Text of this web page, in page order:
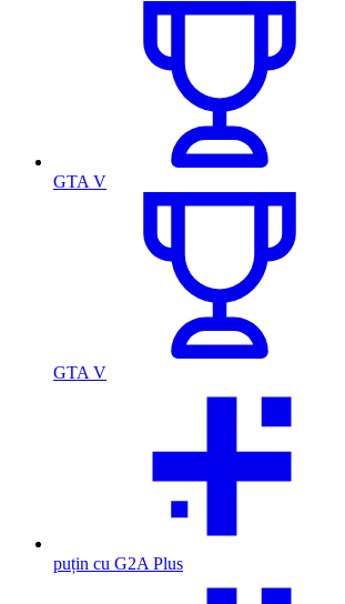
GTA V
GTA V
puțin cu G2A Plus